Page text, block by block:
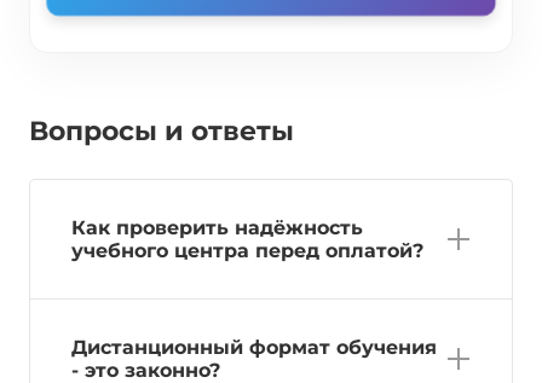
Вопросы и ответы
Как проверить надёжность
учебного центра перед оплатой?
Дистанционный формат обучения
- это законно?